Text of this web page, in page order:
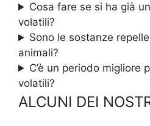
Cosa fare se si ha già
volatili?
Sono le sostanze
animali?
C’è un periodo migliore
volatili?
ALCUNI DEI